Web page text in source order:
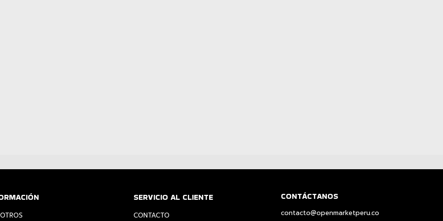
SERVICIO AL CLIENTE
CONTACTO
CONTÁCTANOS
contacto@openmarketperu.co